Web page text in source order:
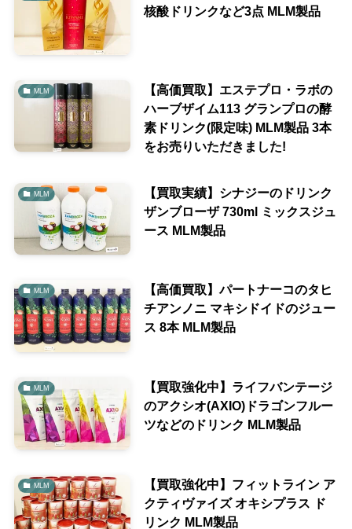
核酸ドリンクなど3点 MLM製品
MLM
【高価買取】エステプロ・ラボの
ハーブザイム113 グランプロの酵
素ドリンク(限定味) MLM製品 3本
をお売りいただきました!
MLM
【買取実績】シナジーのドリンク
ザンブローザ 730ml ミックスジュ
ース MLM製品
MLM
【高価買取】パートナーコのタヒ
チアンノニ マキシドイドのジュー
ス 8本 MLM製品
MLM
【買取強化中】ライフバンテージ
のアクシオ(AXIO)ドラゴンフルー
ツなどのドリンク MLM製品
MLM
【買取強化中】フィットライン ア
クティヴァイズ オキシプラス ド
リンク MLM製品